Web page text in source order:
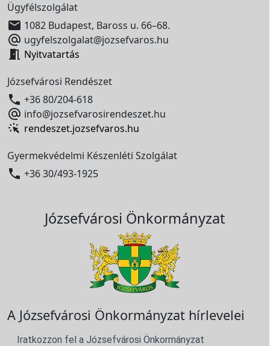
Ügyfélszolgálat
 1082 Budapest, Baross u. 66–68.
 ugyfelszolgalat@jozsefvaros.hu
 Nyitvatartás
Józsefvárosi Rendészet
 +36 80/204-618
 info@jozsefvarosirendeszet.hu
rendeszet.jozsefvaros.hu
Gyermekvédelmi Készenléti Szolgálat
 +36 30/493-1925
Józsefvárosi Önkormányzat
A Józsefvárosi Önkormányzat hírlevelei
Iratkozzon fel a Józsefvárosi Önkormányzat